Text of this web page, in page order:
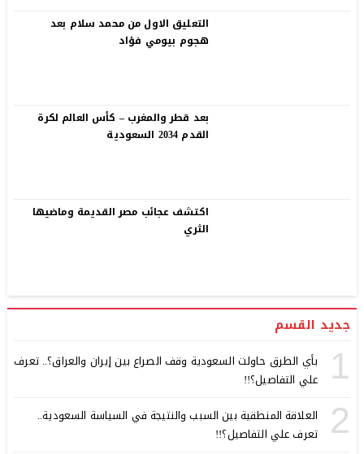
التعليق الاول من محمد سلام بعد
هجوم بيومي فؤاد
بعد قطر والمغرب – كأس العالم لكرة
القدم 2034 السعودية
اكتشف عجائب مصر القديمة وماضيها
الثري
جديد القسم
1
بأي الطرق حاولت السعودية وقف الصراع بين إيران والعراق؟.. تعرف
علي التفاصيل؟!!
2
العلاقة المنطقية بين السبب والنتيجة في السياسة السعودية..
تعرف علي التفاصيل؟!!